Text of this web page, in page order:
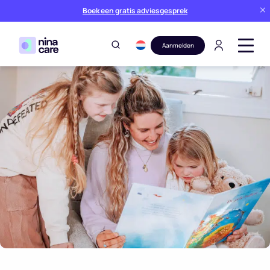
Boek een gratis adviesgesprek
Aanmelden